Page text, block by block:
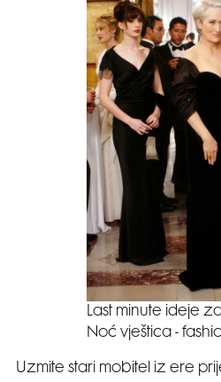
Last minute ideje
Noć vještica -
Uzmite stari mobitel iz ere